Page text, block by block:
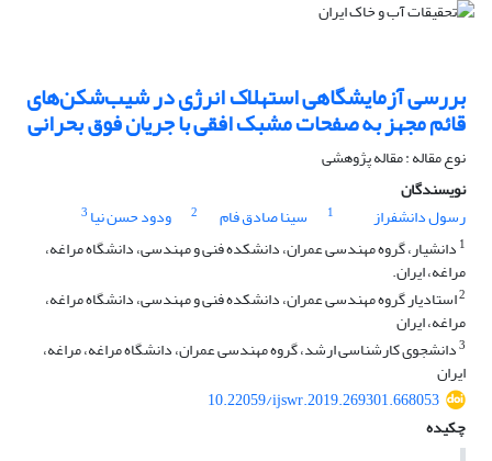
بررسی آزمایشگاهی استهلاک انرژی در شیب‌شکن‌های
قائم مجهز به صفحات مشبک افقی با جریان فوق بحرانی
نوع مقاله : مقاله پژوهشی
نویسندگان
رسول دانشفراز
1 سینا صادق فام 2 ودود حسن نیا 3
1 دانشیار، گروه مهندسی عمران، دانشکده فنی و مهندسی، دانشگاه مراغه،
مراغه، ایران.
2استادیار گروه مهندسی عمران، دانشکده فنی و مهندسی، دانشگاه مراغه،
مراغه، ایران
3دانشجوی کارشناسی ارشد، گروه مهندسی عمران، دانشگاه مراغه، مراغه،
ایران
10.22059/ijswr.2019.269301.668053
چکیده